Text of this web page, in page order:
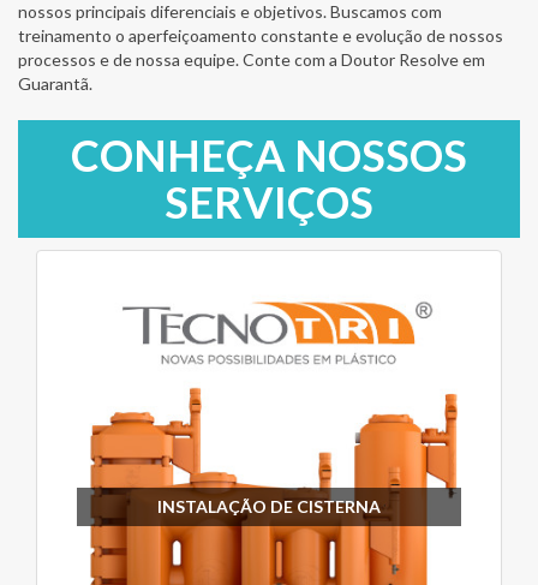
nossos principais diferenciais e objetivos. Buscamos com
treinamento o aperfeiçoamento constante e evolução de nossos
processos e de nossa equipe. Conte com a Doutor Resolve em
Guarantã.
CONHEÇA NOSSOS
SERVIÇOS
INSTALAÇÃO DE CISTERNA